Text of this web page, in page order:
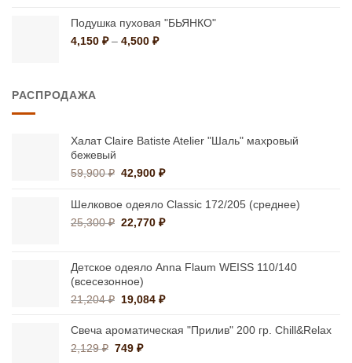
–
Подушка пуховая "БЬЯНКО"
4,150 ₽ – 4,500 ₽Диапазон
РАСПРОДАЖА
Халат Claire Batiste Atelier "Шаль" махровый
бежевый
59,900₽ Первоначальная
составляла
59,900 ₽.
42,900₽Текущая
42,900 ₽.
Шелковое одеяло Classic 172/205 (среднее)
25,300₽ Первоначальная
25,300 ₽.
22,770₽Текущая
Детское одеяло Anna Flaum WEISS 110/140
(всесезонное)
21,204₽ Первоначальная
составляла
21,204 ₽.
19,084₽Текущая
19,084 ₽.
Свеча ароматическая "Прилив" 200 гр. Chill&Relax
2,129₽ Первоначальная
749₽Текущая